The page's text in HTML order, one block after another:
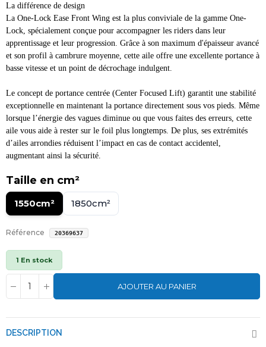
La différence de design
La One-Lock Ease Front Wing est la plus conviviale de la gamme One-
Lock, spécialement conçue pour accompagner les riders dans leur
apprentissage et leur progression. Grâce à son maximum d'épaisseur avancé
et son profil à cambrure moyenne, cette aile offre une excellente portance à
basse vitesse et un point de décrochage indulgent.
Le concept de portance centrée (Center Focused Lift) garantit une stabilité
exceptionnelle en maintenant la portance directement sous vos pieds. Même
lorsque l’énergie des vagues diminue ou que vous faites des erreurs, cette
aile vous aide à rester sur le foil plus longtemps. De plus, ses extrémités
d’ailes arrondies réduisent l’impact en cas de contact accidentel,
augmentant ainsi la sécurité.
Taille en cm²
1550cm² 1850cm²
Référence 20369637
1 En stock
AJOUTER AU PANIER
DESCRIPTION